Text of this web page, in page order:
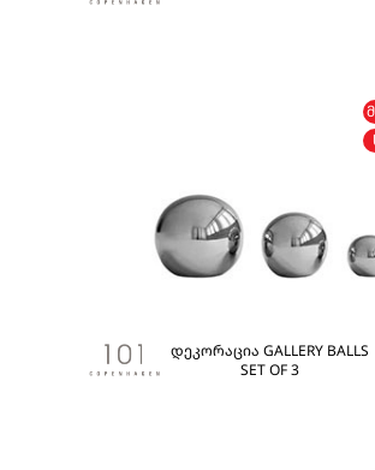
დეკორაცია GALLERY BALLS
SET OF 3